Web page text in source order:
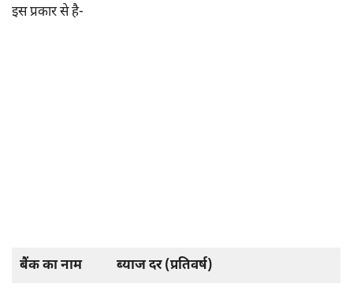
इस प्रकार से है-
बैंक का नाम ब्याज दर (प्रतिवर्ष)